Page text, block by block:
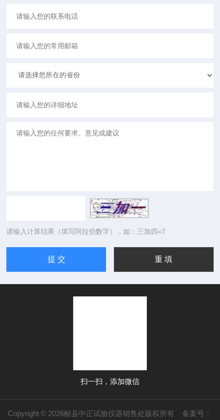
请输入计算结果（填写阿拉伯数字），如：三加四=7
扫一扫，添加微信
Copyright © 2026献县中正试验仪器销售处版权所有 备案号：